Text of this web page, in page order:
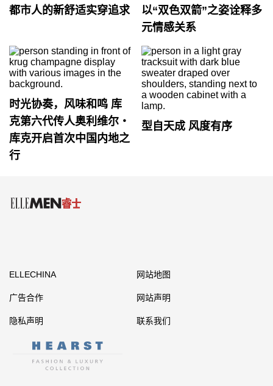
都市人的新舒适实穿追求
以“双色双箭”之姿诠释多
元情感关系
时光协奏，风味和鸣 库
克第六代传人奥利维尔・
库克开启首次中国内地之
行
型自天成 风度有序
ELLECHINA 网站地图
广告合作 网站声明
隐私声明 联系我们